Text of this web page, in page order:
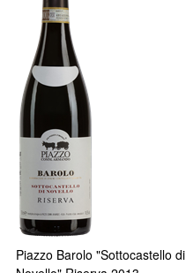
Piazzo Barolo "Sottocastello di